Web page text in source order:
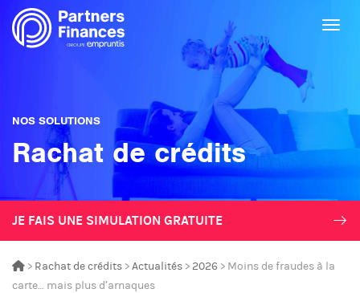
NOS SOLUTIONS
Rachat de crédits
JE FAIS UNE SIMULATION GRATUITE
> Rachat de crédits >Actualités > 2026 > Moins de fraudes à la
carte… mais plus d’arnaques